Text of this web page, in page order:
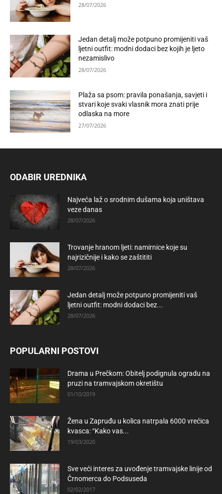
28/07/2026
Jedan detalj može potpuno promijeniti vaš
ljetni outfit: modni dodaci bez kojih je ljeto
nezamislivo
28/07/2026
Plaža sa psom: pravila ponašanja, savjeti i
stvari koje svaki vlasnik mora znati prije
odlaska na more
27/07/2026
ODABIR UREDNIKA
Najveća laž o srodnim dušama koja uništava
veze danas
28/07/2026
Trovanje hranom ljeti: namirnice koje su
najrizičnije i kako se zaštititi
28/07/2026
Jedan detalj može potpuno promijeniti vaš
ljetni outfit: modni dodaci bez...
28/07/2026
POPULARNI POSTOVI
Drama u Prečkom: Obitelj podignula ogradu na
pruzi na tramvajskom okretištu
01/10/2019
Žena u Zapruđu u kolica natrpala 6000 vrećica
kvasca: “Kako vas...
19/03/2020
Sve veći interes za uvođenje tramvajske linije od
Črnomerca do Podsuseda
02/02/2017